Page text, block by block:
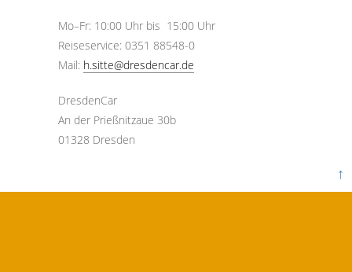
Mo–Fr: 10:00 Uhr bis 15:00 Uhr
Reiseservice: 0351 88548-0
Mail: h.sitte@dresdencar.de
DresdenCar
An der Prießnitzaue 30b
01328 Dresden
↑